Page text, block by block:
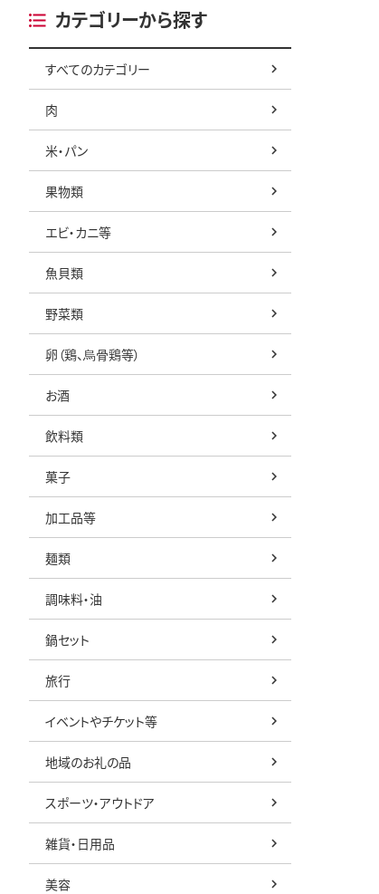
カテゴリーから探す
すべてのカテゴリー
肉
米・パン
果物類
エビ・カニ等
魚貝類
野菜類
卵（鶏、烏骨鶏等）
お酒
飲料類
菓子
加工品等
麺類
調味料・油
鍋セット
旅行
イベントやチケット等
地域のお礼の品
スポーツ・アウトドア
雑貨・日用品
美容